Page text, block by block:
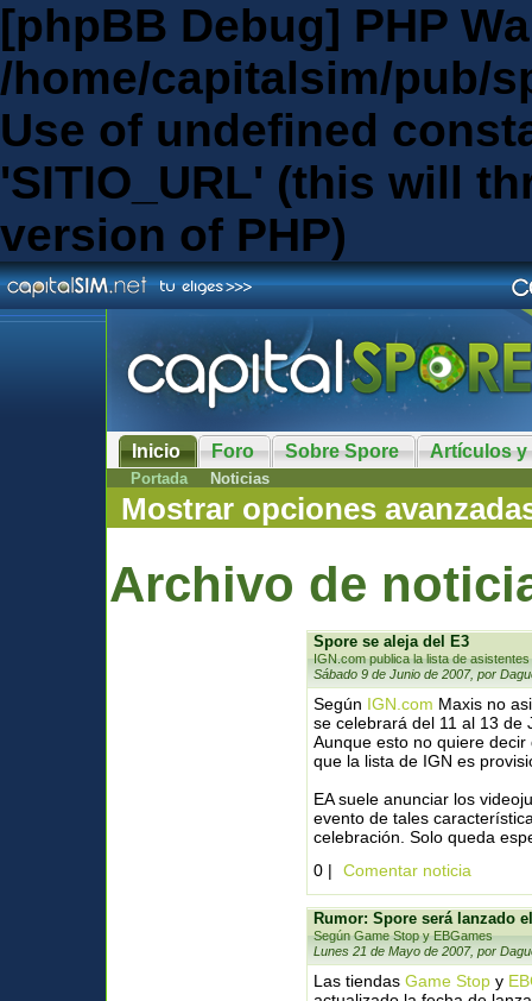
[phpBB Debug] PHP
/home/capitalsim/pub/
Use of undefined
'SITIO_URL' (this will
version of PHP)
Inicio Foro Sobre Spore Artículos y
Portada Noticias
Mostrar opciones
Archivo de
Spore se aleja del E3
IGN.com publica la lista de asistentes
Sábado 9 de Junio de 2007, por
Según IGN.com Maxis no
se celebrará del 11 al 13 de
Aunque esto no quiere
que la lista de IGN es
EA suele anunciar los
evento de tales
celebración. Solo queda
0 |
Comentar noticia
Rumor: Spore será lanzado
Según Game Stop y EBGames
Lunes 21 de Mayo de 2007, por
Las tiendas Game Stopy